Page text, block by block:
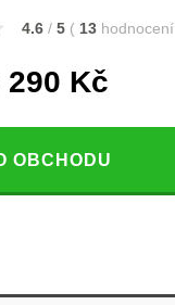
4.6 / 5 ( 13 hodnocení
290 Kč
OBCHODU